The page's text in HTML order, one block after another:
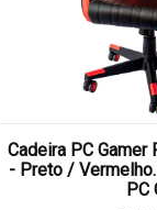
Cadeira PC
- Preto /
PC